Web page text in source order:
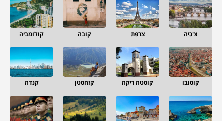
צ'כיה צרפת קובה קולומביה
קוסובו קוסטה ריקה קזחסטן קנדה